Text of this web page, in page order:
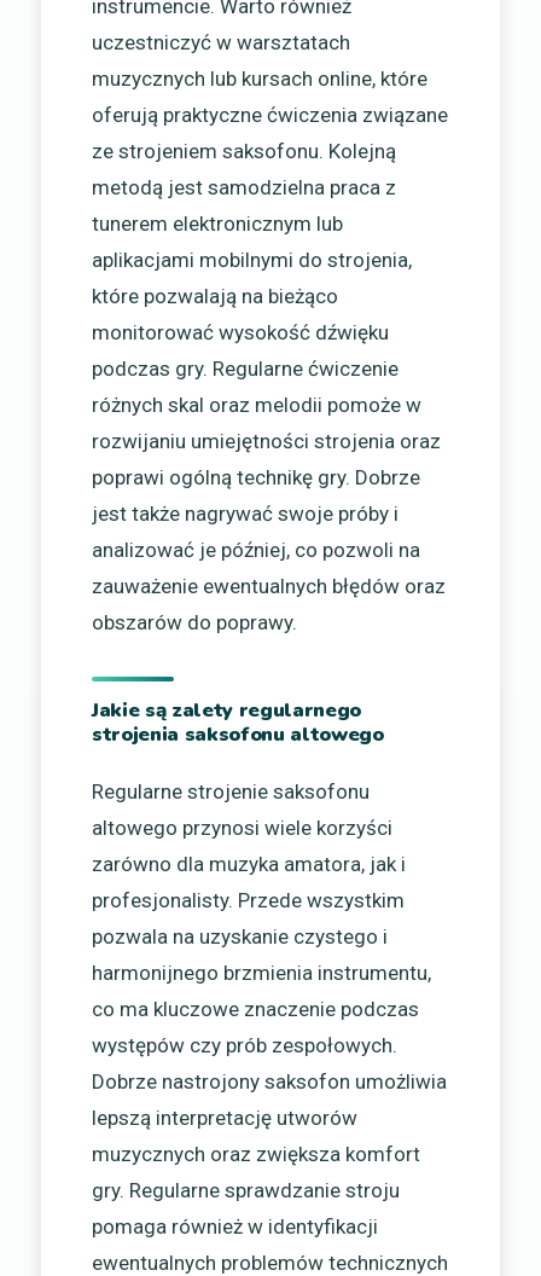
instrumencie. Warto również
uczestniczyć w warsztatach
muzycznych lub kursach online, które
oferują praktyczne ćwiczenia związane
ze strojeniem saksofonu. Kolejną
metodą jest samodzielna praca z
tunerem elektronicznym lub
aplikacjami mobilnymi do strojenia,
które pozwalają na bieżąco
monitorować wysokość dźwięku
podczas gry. Regularne ćwiczenie
różnych skal oraz melodii pomoże w
rozwijaniu umiejętności strojenia oraz
poprawi ogólną technikę gry. Dobrze
jest także nagrywać swoje próby i
analizować je później, co pozwoli na
zauważenie ewentualnych błędów oraz
obszarów do poprawy.
Jakie są zalety regularnego
strojenia saksofonu altowego
Regularne strojenie saksofonu
altowego przynosi wiele korzyści
zarówno dla muzyka amatora, jak i
profesjonalisty. Przede wszystkim
pozwala na uzyskanie czystego i
harmonijnego brzmienia instrumentu,
co ma kluczowe znaczenie podczas
występów czy prób zespołowych.
Dobrze nastrojony saksofon umożliwia
lepszą interpretację utworów
muzycznych oraz zwiększa komfort
gry. Regularne sprawdzanie stroju
pomaga również w identyfikacji
ewentualnych problemów technicznych